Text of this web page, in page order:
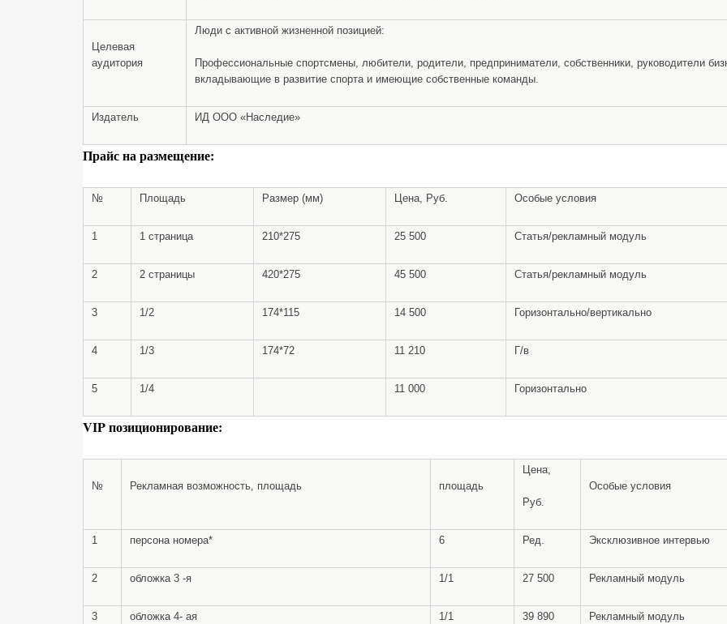
Целевая
аудитория
Люди с активной жизненной позицией:
Профессиональные спортсмены, любители, родители, предприниматели, собственники, руководители
вкладывающие в развитие спорта и имеющие собственные команды.
Издатель ИД ООО «Наследие»
Прайс на размещение:
№ Площадь Размер (мм) Цена, Руб. Особые условия
1 1 страница 210*275 25 500 Статья/рекламный модуль
2 2 страницы 420*275 45 500 Статья/рекламный модуль
3 1/2 174*115 14 500 Горизонтально/вертикально
4 1/3 174*72 11 210 Г/в
5 1/4 11 000 Горизонтально
VIP позиционирование:
№ Рекламная возможность, площадь площадь
Цена,
Руб.
Особые условия
1 персона номера* 6 Ред. Эксклюзивное интервью
2 обложка 3 -я 1/1 27 500 Рекламный модуль
3 обложка 4- ая 1/1 39 890 Рекламный модуль